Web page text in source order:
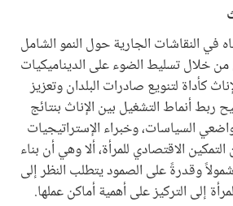
في النقاشات الجارية حول النمو الشامل
من خلال تسليط الضوء على الديناميكيات
كأداة لتنويع صادرات البلدان وتعزيز
ربط أنماط التشغيل بين الإناث بنتائج
السياسات، وخبراء الإستراتيجيات
الاقتصادي للمرأة، ألا وهي أن بناء
وقدرةً على الصمود يتطلب النظر إلى
إلى التركيز على أهمية أماكن عملها.